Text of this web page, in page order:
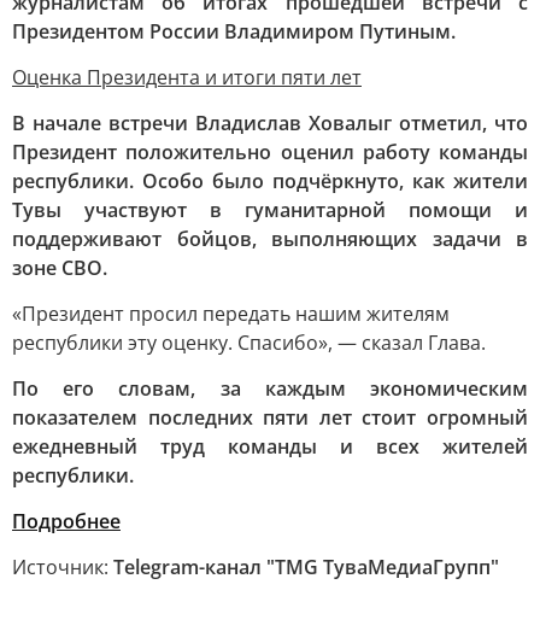
Президентом России Владимиром Путиным.
Оценка Президента и итоги пяти лет
В начале встречи Владислав Ховалыг отметил, что
Президент положительно оценил работу команды
республики. Особо было подчёркнуто, как жители
Тувы участвуют в гуманитарной помощи и
поддерживают бойцов, выполняющих задачи в
зоне СВО.
«Президент просил передать нашим жителям
республики эту оценку. Спасибо», — сказал Глава.
По его словам, за каждым экономическим
показателем последних пяти лет стоит огромный
ежедневный труд команды и всех жителей
республики.
Подробнее
Источник: Telegram-канал "TMG ТуваМедиаГрупп"